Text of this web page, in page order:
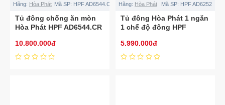
Hãng: Hòa Phát Mã SP: HPF AD6544.CR
Tủ đông chống ăn mòn
Hòa Phát HPF AD6544.CR
10.800.000đ
Hãng: Hòa Phát Mã SP: HPF AD6252
Tủ đông Hòa Phát 1 ngăn
1 chế độ đông HPF
5.990.000đ